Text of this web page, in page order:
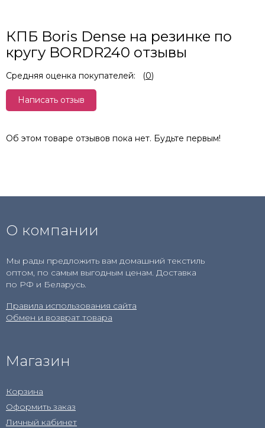
КПБ Boris Dense на резинке по
кругу BORDR240 отзывы
Средняя оценка покупателей: (0)
Написать отзыв
Об этом товаре отзывов пока нет. Будьте первым!
О компании
Мы рады предложить вам домашний текстиль
оптом, по самым выгодным ценам. Доставка
по РФ и Беларусь.
Правила использования сайта
Обмен и возврат товара
Магазин
Корзина
Оформить заказ
Личный кабинет